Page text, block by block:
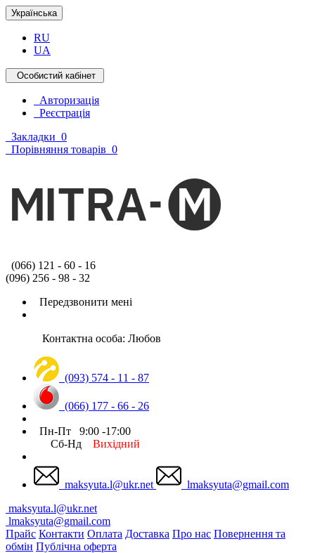
Українська
RU
UA
Особистий кабінет
Авторизація
Реєстрація
Закладки 0
Порівняння товарів 0
(066) 121 - 60 - 16
(096) 256 - 98 - 32
Передзвонити мені
Контактна особа: Любов
(093) 574 - 11 - 87
(066) 177 - 66 - 26
Пн-Пт 9:00 -17:00
Сб-Нд Вихідний
maksyuta.l@ukr.net
lmaksyuta@gmail.com
maksyuta.l@ukr.net
lmaksyuta@gmail.com
Прайс Контакти Оплата Доставка Про нас Повернення та
обмін Публічна оферта